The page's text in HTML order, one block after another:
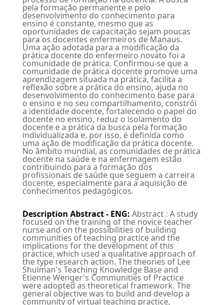
pela formação permanente e pelo
desenvolvimento do conhecimento para
ensino é constante, mesmo que as
oportunidades de capacitação sejam poucas
para os docentes enfermeiros de Manaus.
Uma ação adotada para a modificação da
prática docente do enfermeiro novato foi a
comunidade de prática. Confirmou-se que a
comunidade de prática docente promove uma
aprendizagem situada na prática, facilita a
reflexão sobre a prática do ensino, ajuda no
desenvolvimento do conhecimento base para
o ensino e no seu compartilhamento, constrói
a identidade docente, fortalecendo o papel do
docente no ensino, reduz o isolamento do
docente e a prática da busca pela formação
individualizada e, por isso, é definida como
uma ação de modificação da prática docente.
No âmbito mundial, as comunidades de prática
docente na saúde e na enfermagem estão
contribuindo para a formação dos
profissionais de saúde que seguem a carreira
docente, especialmente para a aquisição de
conhecimentos pedagógicos.
Description Abstract - ENG: Abstract : A study
focused on the training of the novice teacher
nurse and on the possibilities of building
communities of teaching practice and the
implications for the development of this
practice, which used a qualitative approach of
the type research action. The theories of Lee
Shulman's Teaching Knowledge Base and
Etienne Wenger's Communities of Practice
were adopted as theoretical framework. The
general objective was to build and develop a
community of virtual teaching practice,